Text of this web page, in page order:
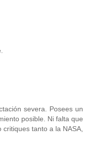
severa. Posees un
posible. Ni falta que
tanto a la NASA,